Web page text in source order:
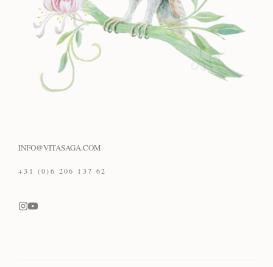
INFO@VITASAGA.COM
+31 (0)6 206 137 62